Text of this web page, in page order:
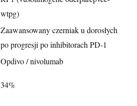
wtpg)
Zaawansowany czerniak u dorosłych
po progresji po inhibitorach PD-1
Opdivo / nivolumab
34%